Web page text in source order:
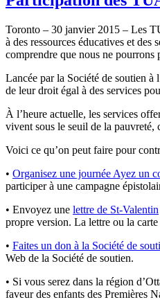
Toronto – 30 janvier 2015 – Les
à des ressources éducatives et
comprendre que nous ne pourrons
Lancée par la Société de soutien à
de leur droit égal à des services
À l’heure actuelle, les services
vivent sous le seuil de la pauvreté,
Voici ce qu’on peut faire pour
• Organisez une journée Ayez un
participer à une campagne
• Envoyez une lettre de St-Valentin
propre version. La lettre ou la
• Faites un don à la Société de
Web de la Société de soutien.
• Si vous serez dans la région
faveur des enfants des Premières